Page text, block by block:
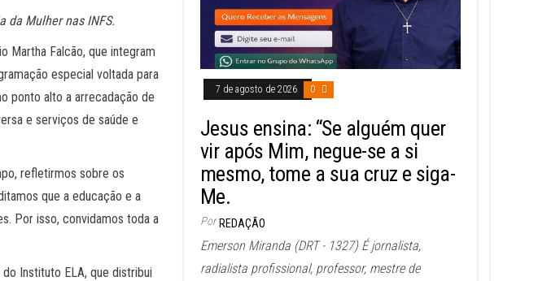
da Mulher nas INFS.
Martha Falcão, que integram
especial voltada para
ponto alto a arrecadação de
e serviços de saúde e
refletirmos sobre os
que a educação e a
Por isso, convidamos toda a
Instituto ELA, que distribui
7 de agosto de 2026 0
Jesus ensina: “Se alguém quer
vir após Mim, negue-se a si
mesmo, tome a sua cruz e siga-
Me.
Por REDAÇÃO
Emerson Miranda (DRT - 1327) É jornalista,
radialista profissional, professor, mestre de